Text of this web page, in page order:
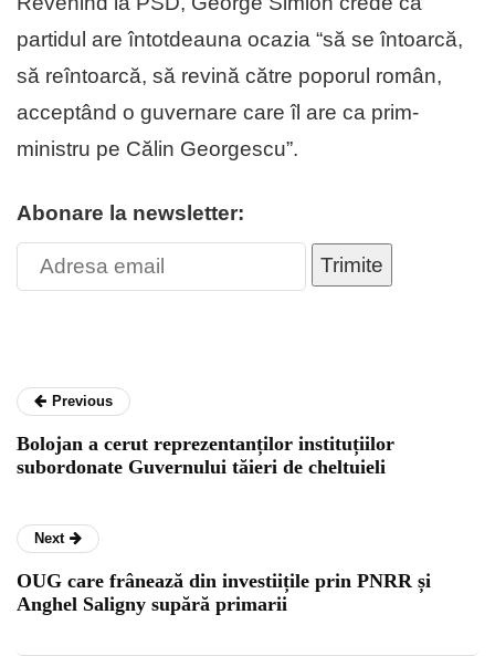
partidul are întotdeauna ocazia “să se întoarcă,
să reîntoarcă, să revină către poporul român,
acceptând o guvernare care îl are ca prim-
ministru pe Călin Georgescu”.
Abonare la newsletter:
Trimite
Previous
Bolojan a cerut reprezentanților instituțiilor
subordonate Guvernului tăieri de cheltuieli
Next
OUG care frânează din investiițile prin PNRR și
Anghel Saligny supără primarii